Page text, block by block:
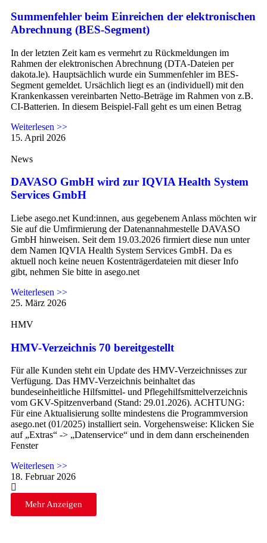
Summenfehler beim Einreichen der elektronischen
Abrechnung (BES-Segment)
In der letzten Zeit kam es vermehrt zu Rückmeldungen im
Rahmen der elektronischen Abrechnung (DTA-Dateien per
dakota.le). Hauptsächlich wurde ein Summenfehler im BES-
Segment gemeldet. Ursächlich liegt es an (individuell) mit den
Krankenkassen vereinbarten Netto-Beträge im Rahmen von z.B.
CI-Batterien. In diesem Beispiel-Fall geht es um einen Betrag
Weiterlesen >>
15. April 2026
News
DAVASO GmbH wird zur IQVIA Health System
Services GmbH
Liebe asego.net Kund:innen, aus gegebenem Anlass möchten wir
Sie auf die Umfirmierung der Datenannahmestelle DAVASO
GmbH hinweisen. Seit dem 19.03.2026 firmiert diese nun unter
dem Namen IQVIA Health System Services GmbH. Da es
aktuell noch keine neuen Kostenträgerdateien mit dieser Info
gibt, nehmen Sie bitte in asego.net
Weiterlesen >>
25. März 2026
HMV
HMV-Verzeichnis 70 bereitgestellt
Für alle Kunden steht ein Update des HMV-Verzeichnisses zur
Verfügung. Das HMV-Verzeichnis beinhaltet das
bundeseinheitliche Hilfsmittel- und Pflegehilfsmittelverzeichnis
vom GKV-Spitzenverband (Stand: 29.01.2026). ACHTUNG:
Für eine Aktualisierung sollte mindestens die Programmversion
asego.net (01/2025) installiert sein. Vorgehensweise: Klicken Sie
auf „Extras“ -> „Datenservice“ und in dem dann erscheinenden
Fenster
Weiterlesen >>
18. Februar 2026
Mehr Anzeigen